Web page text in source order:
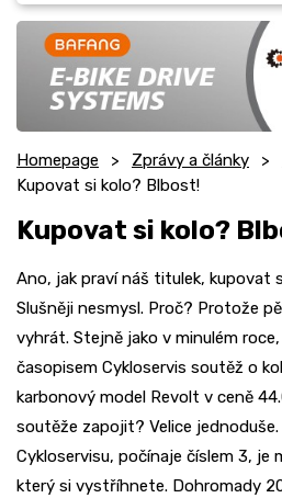
Homepage Zprávy a články
Kupovat si kolo? Blbost!
Kupovat si kolo?
Ano, jak praví náš titulek, kupovat
Slušněji nesmysl. Proč? Protože
vyhrát. Stejně jako v minulém
časopisem Cykloservis soutěž o
karbonový model Revolt v ceně
soutěže zapojit? Velice
Cykloservisu, počínaje číslem 3, je
který si vystříhnete. Dohromady